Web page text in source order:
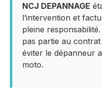
NCJ DEPANNAGE
l’intervention et
pleine responsabilité.
pas partie au
éviter le dépanneur
moto.